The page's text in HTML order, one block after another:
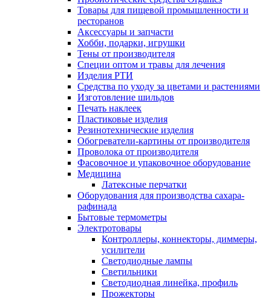
Товары для пищевой промышленности и
ресторанов
Аксессуары и запчасти
Хобби, подарки, игрушки
Тены от производителя
Специи оптом и травы для лечения
Изделия РТИ
Средства по уходу за цветами и растениями
Изготовление шильдов
Печать наклеек
Пластиковые изделия
Резинотехнические изделия
Обогреватели-картины от производителя
Проволока от производителя
Фасовочное и упаковочное оборудование
Медицина
Латексные перчатки
Оборудования для производства сахара-
рафинада
Бытовые термометры
Электротовары
Контроллеры, коннекторы, диммеры,
усилители
Светодиодные лампы
Светильники
Светодиодная линейка, профиль
Прожекторы